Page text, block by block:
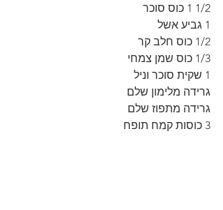
1/2 1 כוס סוכר
1 גביע אשל
1/2 כוס חלב קר
1/3 כוס שמן צמחי
1 שקית סוכר וניל
גרידה מלימון שלם
גרידה מתפוז שלם
3 כוסות קמח תופח